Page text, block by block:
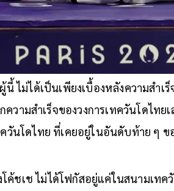
ไม่ได้เป็นเพียงเบื้องหลังความสำเ
ามสำเร็จของวงการเทควันโดไทย
โดไทย ที่เคยอยู่ในอันดับท้าย ๆ ข
ค้ชเช ไม่ได้โฟกัสอยู่แค่ในสนามเท